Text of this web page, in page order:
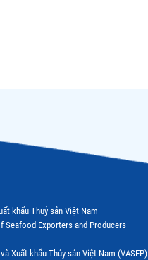
khẩu Thuỷ sản Việt Nam
Seafood Exporters and Producers
Xuất khẩu Thủy sản Việt Nam (VASEP)